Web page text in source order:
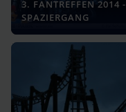
3. FANTREFFEN 2014 -
SPAZIERGANG